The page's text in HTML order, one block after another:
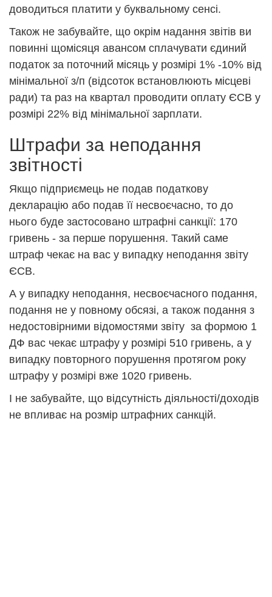
доводиться платити у буквальному сенсі.
Також не забувайте, що окрім надання звітів ви
повинні щомісяця авансом сплачувати єдиний
податок за поточний місяць у розмірі 1% -10% від
мінімальної з/п (відсоток встановлюють місцеві
ради) та раз на квартал проводити оплату ЄСВ у
розмірі 22% від мінімальної зарплати.
Штрафи за неподання
звітності
Якщо підприємець не подав податкову
декларацію або подав її несвоєчасно, то до
нього буде застосовано штрафні санкції: 170
гривень - за перше порушення. Такий саме
штраф чекає на вас у випадку неподання звіту
ЄСВ.
А у випадку неподання, несвоєчасного подання,
подання не у повному обсязі, а також подання з
недостовірними відомостями звіту за формою 1
ДФ вас чекає штрафу у розмірі 510 гривень, а у
випадку повторного порушення протягом року
штрафу у розмірі вже 1020 гривень.
І не забувайте, що відсутність діяльності/доходів
не впливає на розмір штрафних санкцій.